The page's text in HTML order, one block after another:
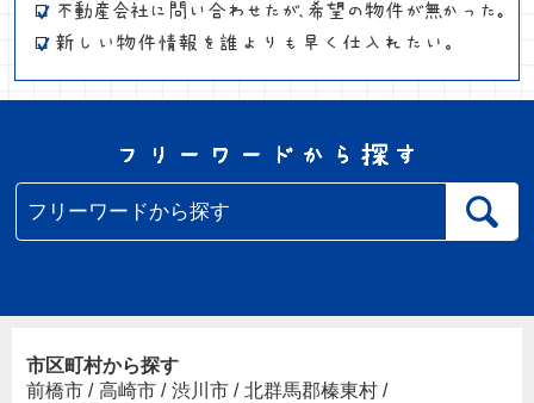
市区町村から探す
前橋市 / 高崎市 / 渋川市 / 北群馬郡榛東村 /